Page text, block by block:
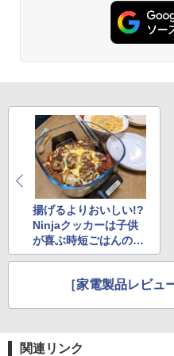
揚げるよりおいしい!?
Ninjaクッカーは子供
が喜ぶ時短ごはんのつ
よ～い味方
［家電製品レビュ
関連リンク